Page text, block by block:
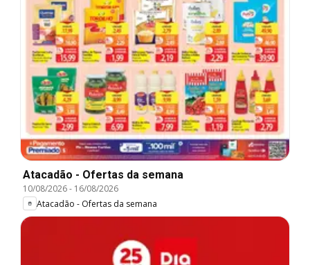
Atacadão - Ofertas da semana
10/08/2026- 16/08/2026
Atacadão - Ofertas da semana